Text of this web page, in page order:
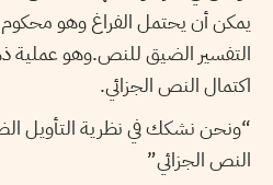
يمكن أن يحتمل الفراغ وهو
التفسير الضيق للنص.وهو عملية
اكتمال النص الجزائي.
“ونحن نشكك في نظرية التأويل
النص الجزائي”